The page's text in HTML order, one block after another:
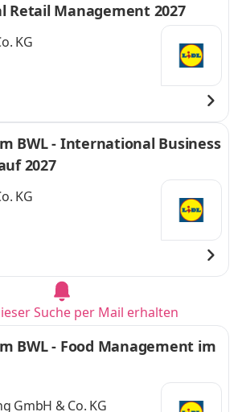
Management 2027
KG
BWL - International Business
2027
KG
Suche per Mail erhalten
BWL - Food Management im
GmbH & Co. KG